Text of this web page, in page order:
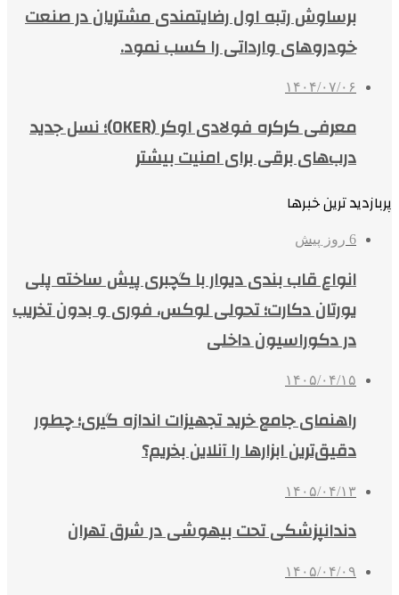
برساوش رتبه اول رضایتمندی مشتریان در صنعت
خودروهای وارداتی را کسب نمود.
۱۴۰۴/۰۷/۰۶
معرفی کرکره فولادی اوکر (OKER)؛ نسل جدید
درب‌های برقی برای امنیت بیشتر
پربازدید ترین خبرها
6 روز پیش
انواع قاب بندی دیوار با گچبری پیش ساخته پلی
یورتان دکارت؛ تحولی لوکس، فوری و بدون تخریب
در دکوراسیون داخلی
۱۴۰۵/۰۴/۱۵
راهنمای جامع خرید تجهیزات اندازه گیری؛ چطور
دقیق‌ترین ابزارها را آنلاین بخریم؟
۱۴۰۵/۰۴/۱۳
دندانپزشکی تحت بیهوشی در شرق تهران
۱۴۰۵/۰۴/۰۹